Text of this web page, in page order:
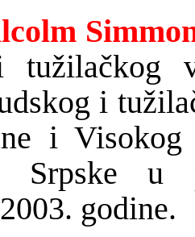
tužilačkog
i
i
Srpske u
godine.